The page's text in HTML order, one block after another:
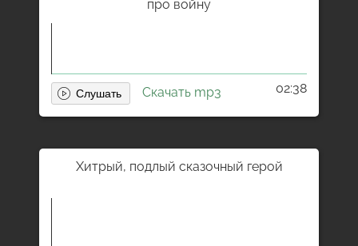
про войну
Скачать mp3 02:38
Хитрый, подлый сказочный герой